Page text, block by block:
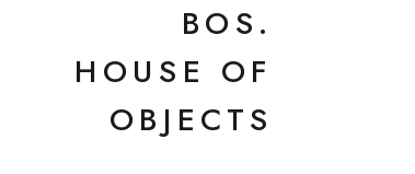
BOS.
HOUSE OF
OBJECTS